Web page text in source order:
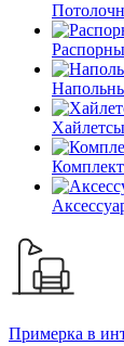
Примерка в